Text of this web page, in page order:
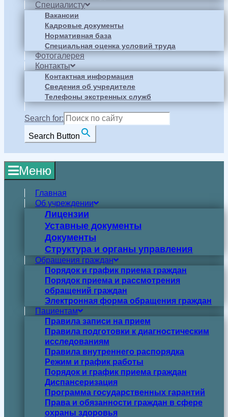
Специалисту
Вакансии
Кадровые документы
Нормативная база
Специальная оценка условий труда
Фотогалерея
Контакты
Контактная информация
Сведения об учредителе
Телефоны экстренных служб
Search for:
Search Button
Меню
Главная
Об учреждении
Лицензии
Уставные документы
Документы
Структура и органы управления
Обращения граждан
Порядок и график приема граждан
Порядок приема и рассмотрения
обращений граждан
Электронная форма обращения граждан
Пациентам
Правила записи на прием
Правила подготовки к диагностическим
исследованиям
Правила внутреннего распорядка
Режим и график работы
Порядок и график приема граждан
Диспансеризация
Программа государственных гарантий
Права и обязанности граждан в сфере
охраны здоровья